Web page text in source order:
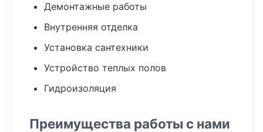
Демонтажные работы
Внутренняя отделка
Установка сантехники
Устройство теплых полов
Гидроизоляция
Преимущества работы с нами